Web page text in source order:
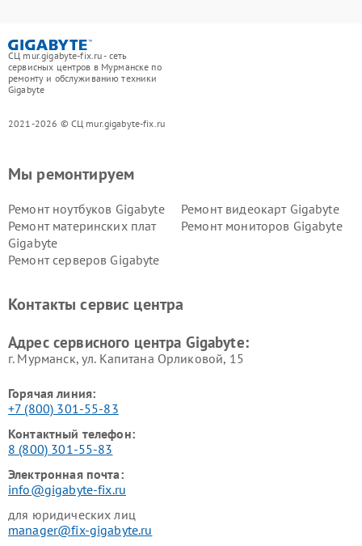
СЦ mur.gigabyte-fix.ru - сеть
сервисных центров в Мурманске по
ремонту и обслуживанию техники
Gigabyte
2021-2026 © СЦ mur.gigabyte-fix.ru
Мы ремонтируем
Ремонт ноутбуков Gigabyte
Ремонт видеокарт Gigabyte
Ремонт материнских плат
Gigabyte
Ремонт мониторов Gigabyte
Ремонт серверов Gigabyte
Контакты сервис центра
Адрес сервисного центра Gigabyte:
г. Мурманск, ул. Капитана Орликовой, 15
Горячая линия:
+7 (800) 301-55-83
Контактный телефон:
8 (800) 301-55-83
Электронная почта:
info@gigabyte-fix.ru
для юридических лиц
manager@fix-gigabyte.ru